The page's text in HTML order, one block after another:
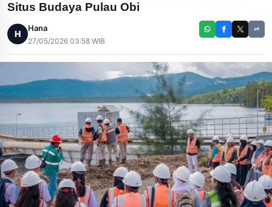
Situs Budaya Pulau Obi
H
Hana
27/05/2026 03:58 WIB